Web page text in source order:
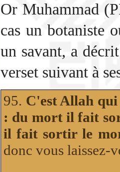
Or Muhammad
cas un botaniste
un savant, a
verset suivant à
95. C'est Allah
: du mort il fait
il fait sortir le
donc vous laissez-